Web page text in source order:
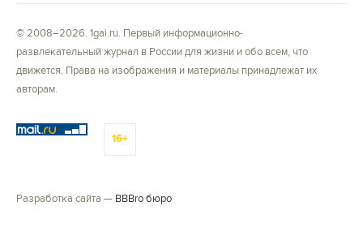
© 2008–2026. 1gai.ru. Первый информационно-
развлекательный журнал в России для жизни и обо всем, что
движется. Права на изображения и материалы принадлежат их
авторам.
16+
Разработка сайта — BBBro бюро